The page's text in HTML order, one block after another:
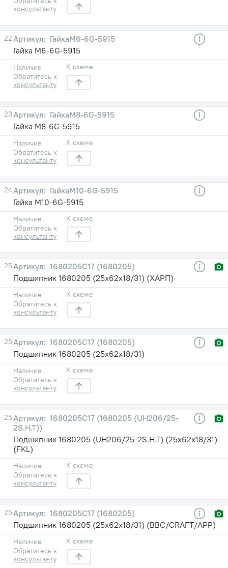
консультанту
22
ГайкаМ6-6G-5915
Гайка М6-6G-5915
Наличие
Обратитесь к
консультанту
К схеме
23
ГайкаМ8-6G-5915
Гайка М8-6G-5915
Наличие
Обратитесь к
консультанту
К схеме
24
ГайкаМ10-6G-5915
Гайка М10-6G-5915
Наличие
Обратитесь к
консультанту
К схеме
25
1680205С17 (1680205)
Подшипник 1680205 (25х62х18/31) (ХАРП)
Наличие
Обратитесь к
консультанту
К схеме
25
1680205С17 (1680205)
Подшипник 1680205 (25х62х18/31)
Наличие
Обратитесь к
консультанту
К схеме
25
1680205С17 (1680205 (UH206/25-
2S.H.T))
Подшипник 1680205 (UH206/25-2S.H.T) (25х62х18/31)
(FKL)
Наличие
Обратитесь к
консультанту
К схеме
25
1680205С17 (1680205)
Подшипник 1680205 (25х62х18/31) (BBC/CRAFT/APP)
Наличие
Обратитесь к
консультанту
К схеме